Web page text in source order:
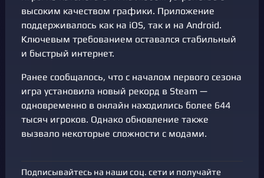
высоким качеством графики. Приложение
поддерживалось как на iOS, так и на Android.
Ключевым требованием оставался стабильный
и быстрый интернет.
Ранее сообщалось, что с началом первого сезона
игра установила новый рекорд в Steam —
одновременно в онлайн находились более 644
тысяч игроков. Однако обновление также
вызвало некоторые сложности с модами.
Подписывайтесь на наши соц. сети и получайте